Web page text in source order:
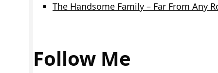
The Handsome Family – Far From Any
Follow Me